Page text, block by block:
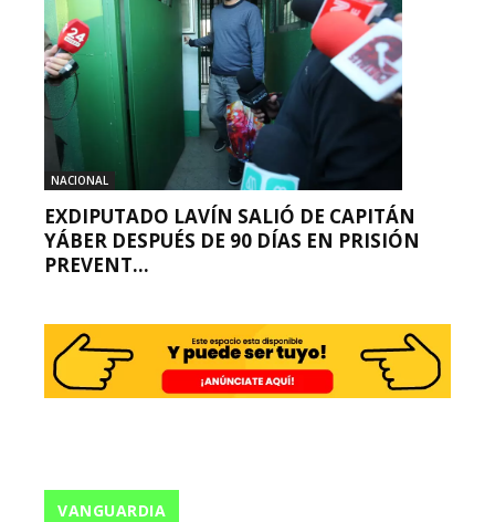
NACIONAL
EXDIPUTADO LAVÍN SALIÓ DE CAPITÁN
YÁBER DESPUÉS DE 90 DÍAS EN PRISIÓN
PREVENT...
VANGUARDIA